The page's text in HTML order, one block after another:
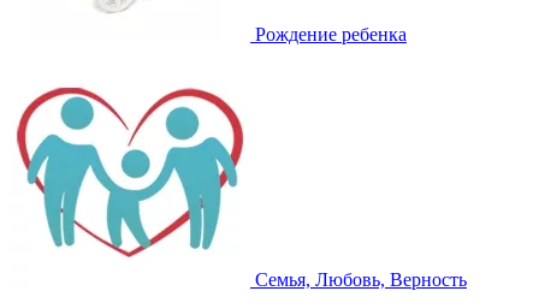
Рождение ребенка
Семья, Любовь, Верность